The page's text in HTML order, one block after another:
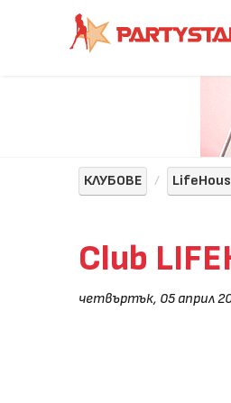
КЛУБОВЕ
Club
четвъртък, 05 април